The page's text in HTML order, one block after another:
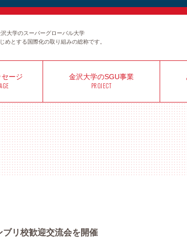
大学のスーパーグローバル大学
めとする国際化の取り組みの総称です。
セージ
金沢大学のSGU事業
PROJECT
リ校歓迎交流会を開催